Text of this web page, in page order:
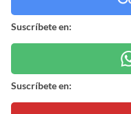
Suscríbete en:
Suscríbete en: